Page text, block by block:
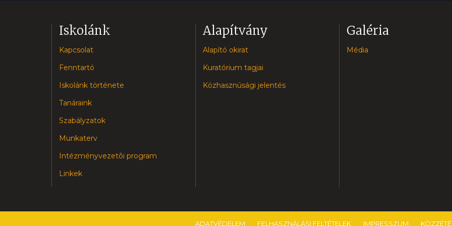
Iskolánk
Kapcsolat
Fenntartó
Iskolánk története
Tanáraink
Szabályzatok
Munkaterv
Intézményvezetõi program
Linkek
Alapítvány
Alapító okirat
Kuratórium tagjai
Közhasznúsági jelentés
Galéria
Média
ADATVÉDELEM FELHASZNÁLÁSI FELTÉTELEK IMPRESSZUM